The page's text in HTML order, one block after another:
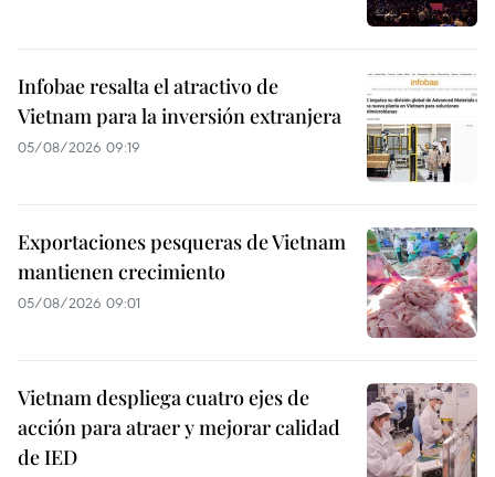
Infobae resalta el atractivo de
Vietnam para la inversión extranjera
05/08/2026 09:19
Exportaciones pesqueras de Vietnam
mantienen crecimiento
05/08/2026 09:01
Vietnam despliega cuatro ejes de
acción para atraer y mejorar calidad
de IED